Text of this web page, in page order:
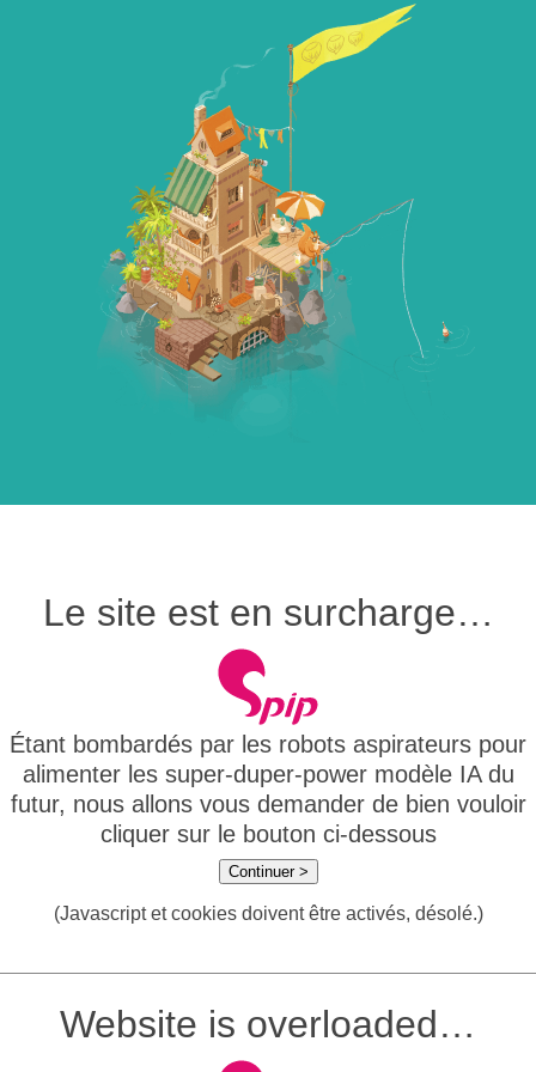
Le site est en surcharge…
Étant bombardés par les robots aspirateurs pour
alimenter les super-duper-power modèle IA du
futur, nous allons vous demander de bien vouloir
cliquer sur le bouton ci-dessous
Continuer >
(Javascript et cookies doivent être activés, désolé.)
Website is overloaded…